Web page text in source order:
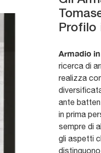
Profilo
Armadio
ricerca di
realizza
ante
in prima
sempre di
gli aspetti